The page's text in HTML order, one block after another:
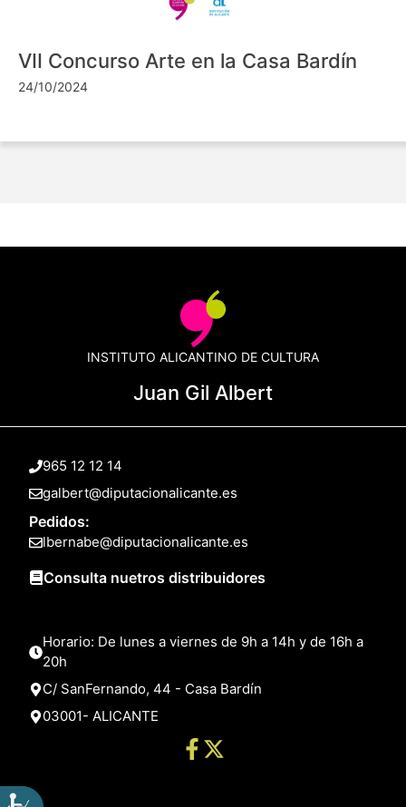
VII Concurso Arte en la Casa Bardín
24/10/2024
INSTITUTO ALICANTINO DE CULTURA
Juan Gil Albert
965 12 12 14
galbert@diputacionalicante.es
Pedidos:
lbernabe@diputacionalicante.es
Consulta nuetros distribuidores
Horario: De lunes a viernes de 9h a 14h y de 16h a
20h
C/ SanFernando, 44 - Casa Bardín
03001- ALICANTE